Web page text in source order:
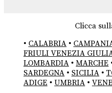
Clicca
• CALABRIA •
FRIULI VENEZIA
LOMBARDIA • MARCHE
SARDEGNA • SICILIA •
ADIGE • UMBRIA •